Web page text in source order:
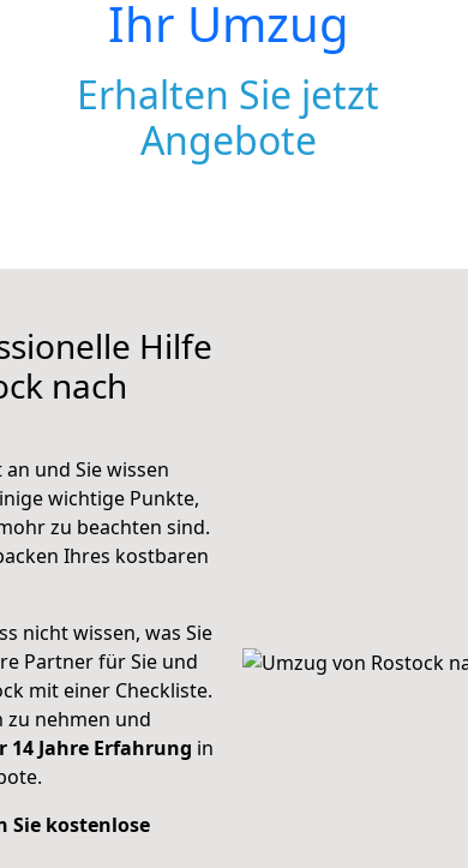
Ihr Umzug
Erhalten Sie jetzt
Angebote
Hilfe
nach
und Sie wissen
wichtige Punkte,
zu beachten sind.
Ihres kostbaren
nicht wissen, was Sie
Partner für Sie und
mit einer Checkliste.
zu nehmen und
14 Jahre Erfahrung in
Sie kostenlose